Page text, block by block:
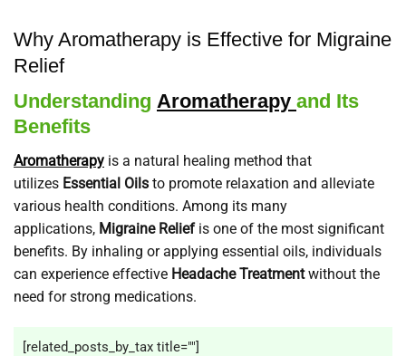
Why Aromatherapy is Effective for Migraine
Relief
Understanding Aromatherapy and Its
Benefits
Aromatherapy is a natural healing method that
utilizes Essential Oils to promote relaxation and alleviate
various health conditions. Among its many
applications, Migraine Reliefis one of the most significant
benefits. By inhaling or applying essential oils, individuals
can experience effective Headache Treatmentwithout the
need for strong medications.
[related_posts_by_tax title=""]